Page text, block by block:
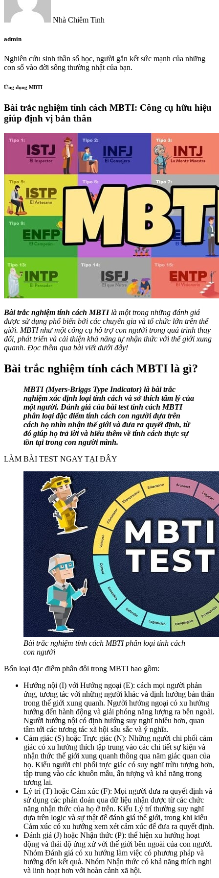
Nhà Chiêm Tinh
admin
Nghiên cứu sinh thần số học, người gắn kết sức mạnh của những
con số vào đời sống thường nhật của bạn.
Ứng dụng MBTI
Bài trắc nghiệm tính cách MBTI: Công cụ hữu hiệu
giúp định vị bản thân
Bài trắc nghiệm tính cách MBTI là một trong những đánh giá
được sử dụng phổ biến bởi các chuyên gia và tổ chức lớn trên thế
giới. MBTI như một công cụ hỗ trợ con người trong quá trình thay
đổi, phát triển và cải thiện khả năng tự nhận thức với thế giới xung
quanh. Đọc thêm qua bài viết dưới đây!
Bài trắc nghiệm tính cách MBTI là gì?
MBTI (Myers-Briggs Type Indicator) là bài trắc
nghiệm xác định loại tính cách và sở thích tâm lý của
một người. Đánh giá của bài test tính cách MBTI
phân loại đặc điểm tính cách con người dựa trên
cách họ nhìn nhận thế giới và đưa ra quyết định, từ
đó giúp họ trả lời và hiểu thêm về tính cách thực sự
tồn tại trong con người mình.
LÀM BÀI TEST NGAY TẠI ĐÂY
Bài trắc nghiệm tính cách MBTI phân loại tính cách
con người
Bốn loại đặc điểm phân đôi trong MBTI bao gồm:
Hướng nội (I) với Hướng ngoại (E): cách mọi người phản
ứng, tương tác với những người khác và định hướng bản thân
trong thế giới xung quanh. Người hướng ngoại có xu hướng
hướng đến hành động và giải phóng năng lượng ra bên ngoài.
Người hướng nội có định hướng suy nghĩ nhiều hơn, quan
tâm tới các tương tác xã hội sâu sắc và ý nghĩa.
Cảm giác (S) hoặc Trực giác (N): Những người chi phối cảm
giác có xu hướng thích tập trung vào các chi tiết sự kiện và
nhận thức thế giới xung quanh thông qua năm giác quan của
họ. Kiểu người chi phối trực giác có suy nghĩ trừu tượng hơn,
tập trung vào các khuôn mẫu, ấn tượng và khả năng trong
tương lai.
Lý trí (T) hoặc Cảm xúc (F): Mọi người đưa ra quyết định và
sử dụng các phán đoán qua dữ liệu nhận được từ các chức
năng nhận thức của họ ở trên. Kiểu Lý trí thường suy nghĩ
dựa trên logic và sự thật để đánh giá thế giới, trong khi kiểu
Cảm xúc có xu hướng xem xét cảm xúc để đưa ra quyết định.
Đánh giá (J) hoặc Nhận thức (P): thể hiện xu hướng hoạt
động và thái độ ứng xử với thế giới bên ngoài của con người.
Nhóm Đánh giá có xu hướng làm việc có phương pháp và
hướng đến kết quả. Nhóm Nhận thức có khả năng thích nghi
và linh hoạt hơn với hoàn cảnh xã hội.